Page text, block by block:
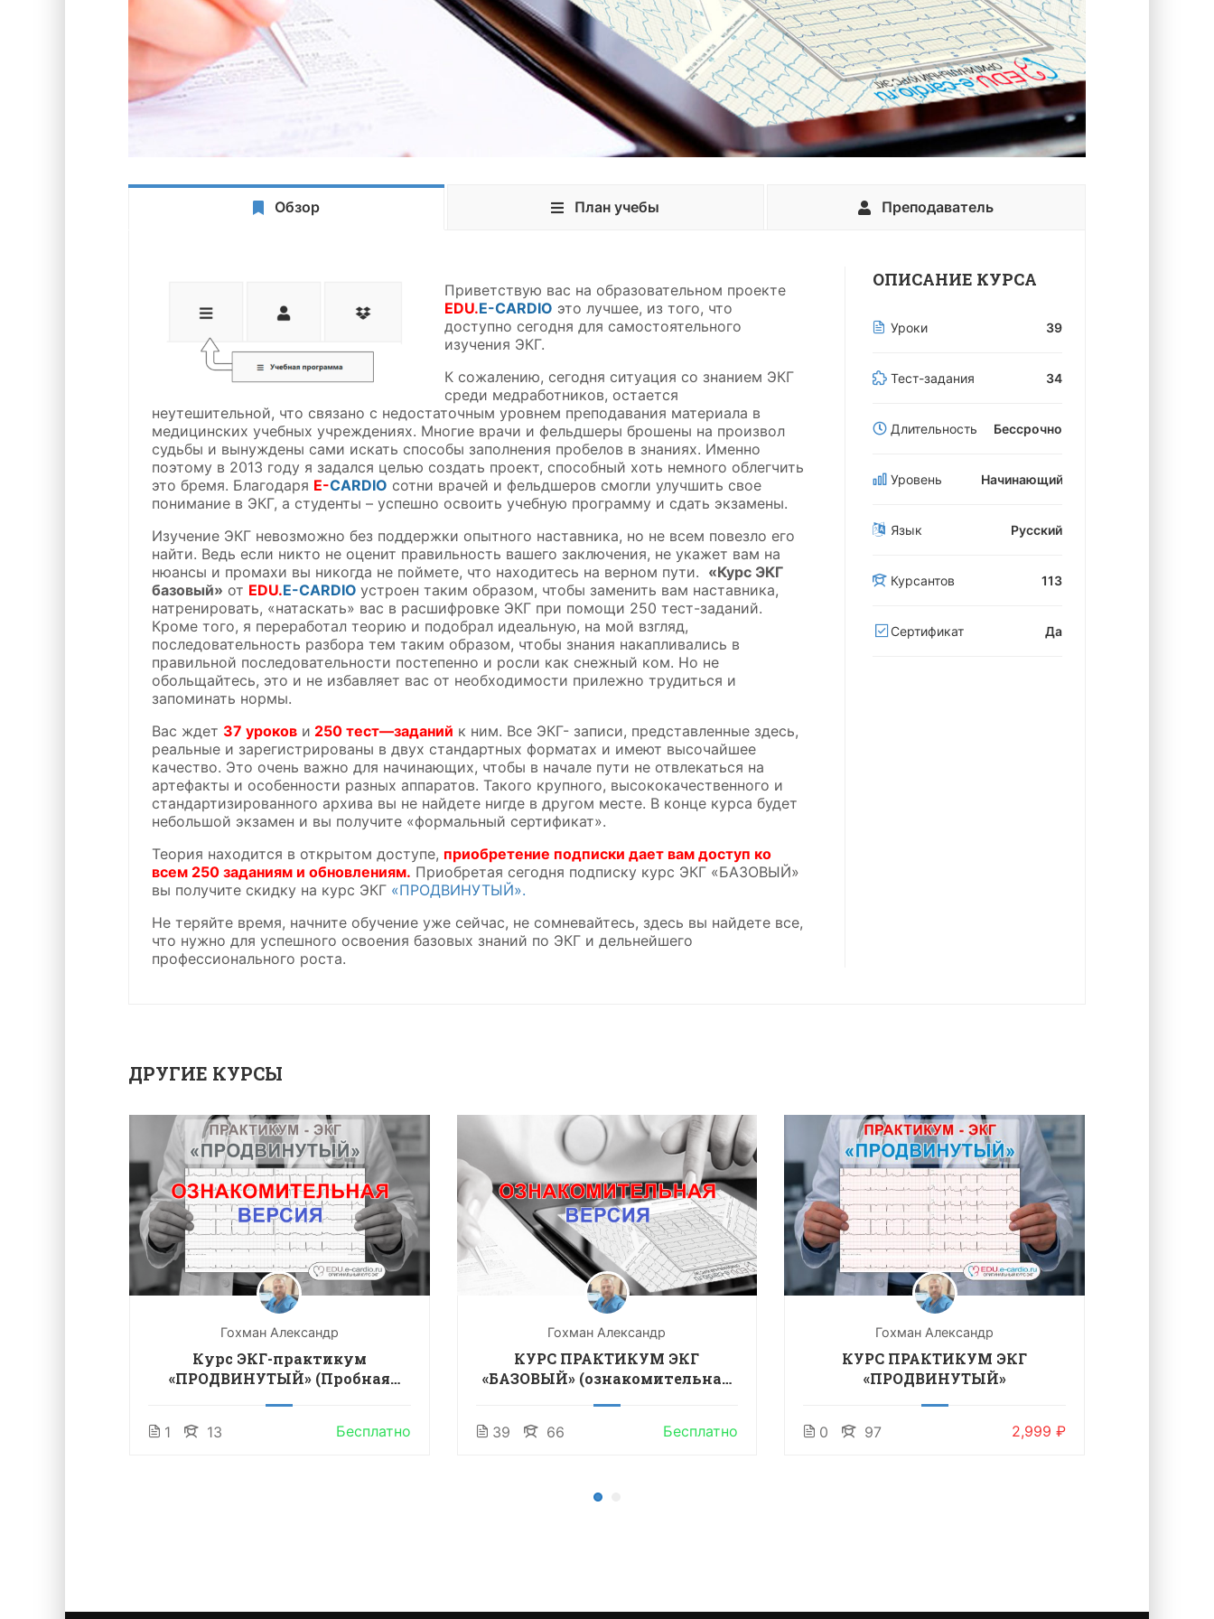
Обзор План учебы Преподаватель
Приветствую вас на образовательном проекте
EDU.E-CARDIO это лучшее, из того, что
доступно сегодня для самостоятельного
изучения ЭКГ.
К сожалению, сегодня ситуация со знанием ЭКГ
среди медработников, остается
неутешительной, что связано с недостаточным уровнем преподавания материала в
медицинских учебных учреждениях. Многие врачи и фельдшеры брошены на произвол
судьбы и вынуждены сами искать способы заполнения пробелов в знаниях. Именно
поэтому в 2013 году я задался целью создать проект, способный хоть немного облегчить
это бремя. Благодаря E-CARDIO сотни врачей и фельдшеров смогли улучшить свое
понимание в ЭКГ, а студенты – успешно освоить учебную программу и сдать экзамены.
Изучение ЭКГ невозможно без поддержки опытного наставника, но не всем повезло его
найти. Ведь если никто не оценит правильность вашего заключения, не укажет вам на
нюансы и промахи вы никогда не поймете, что находитесь на верном пути. «Курс ЭКГ
базовый» от EDU.E-CARDIO устроен таким образом, чтобы заменить вам наставника,
натренировать, «натаскать» вас в расшифровке ЭКГ при помощи 250 тест-заданий.
Кроме того, я переработал теорию и подобрал идеальную, на мой взгляд,
последовательность разбора тем таким образом, чтобы знания накапливались в
правильной последовательности постепенно и росли как снежный ком. Но не
обольщайтесь, это и не избавляет вас от необходимости прилежно трудиться и
запоминать нормы.
Вас ждет 37 уроков и 250 тест—заданий к ним. Все ЭКГ- записи, представленные здесь,
реальные и зарегистрированы в двух стандартных форматах и имеют высочайшее
качество. Это очень важно для начинающих, чтобы в начале пути не отвлекаться на
артефакты и особенности разных аппаратов. Такого крупного, высококачественного и
стандартизированного архива вы не найдете нигде в другом месте. В конце курса будет
небольшой экзамен и вы получите «формальный сертификат».
Теория находится в открытом доступе, приобретение подписки дает вам доступ ко
всем 250 заданиям и обновлениям. Приобретая сегодня подписку курс ЭКГ «БАЗОВЫЙ»
вы получите скидку на курс ЭКГ «ПРОДВИНУТЫЙ».
Не теряйте время, начните обучение уже сейчас, не сомневайтесь, здесь вы найдете все,
что нужно для успешного освоения базовых знаний по ЭКГ и дельнейшего
профессионального роста.
ОПИСАНИЕ КУРСА
Уроки 39
Тест-задания 34
Длительность Бессрочно
Уровень Начинающий
Язык Русский
Курсантов 113
Сертификат Да
ДРУГИЕ КУРСЫ
Гохман Александр
Курс ЭКГ-практикум
«ПРОДВИНУТЫЙ» (Пробная
1 13 Бесплатно
Гохман Александр
КУРС ПРАКТИКУМ ЭКГ
«БАЗОВЫЙ» (ознакомительная
39 66 Бесплатно
Гохман Александр
КУРС ПРАКТИКУМ ЭКГ
«ПРОДВИНУТЫЙ»
0 97 2,999 ₽